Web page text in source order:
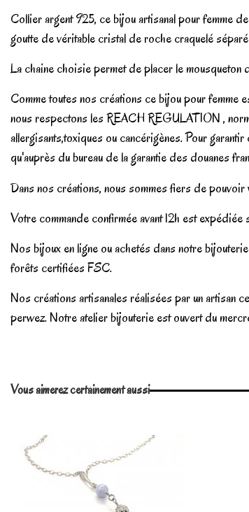
Collier argent 925, ce bijou artisanal pour femme
goutte de véritable cristal de roche craquelé
La chaine choisie permet de placer le mousqueton
Comme toutes nos créations ce bijou pour femme
nous respectons les REACH REGULATION ,
allergisants,toxiques ou cancérigènes. Pour
qu'auprès du bureau de la garantie des douanes
Dans nos créations, nous sommes fiers de
Votre commande confirmée avant 12h est
Nos bijoux en ligne ou achetés dans notre
forêts certifiées FSC.
Nos créations artisanales réalisées par un artisan
perwez. Notre atelier bijouterie est ouvert du
Vous aimerez certainement aussi